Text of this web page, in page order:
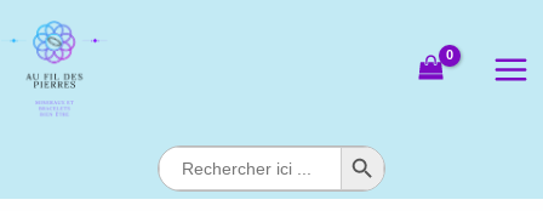
au
contenu
Search
for:
Search Button